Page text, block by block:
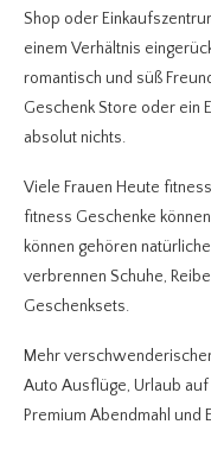
Shop oder
einem Verhältnis
romantisch und süß
Geschenk Store oder ein
absolut nichts.
Viele Frauen Heute
fitness Geschenke
können gehören
verbrennen Schuhe,
Geschenksets.
Mehr
Auto Ausflüge, Urlaub
Premium Abendmahl und